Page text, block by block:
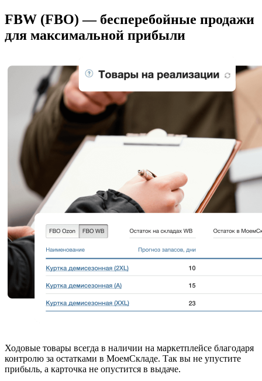
FBW (FBO) — бесперебойные продажи
для максимальной прибыли
Ходовые товары всегда в наличии на маркетплейсе благодаря
контролю за остатками в МоемСкладе. Так вы не упустите
прибыль, а карточка не опустится в выдаче.